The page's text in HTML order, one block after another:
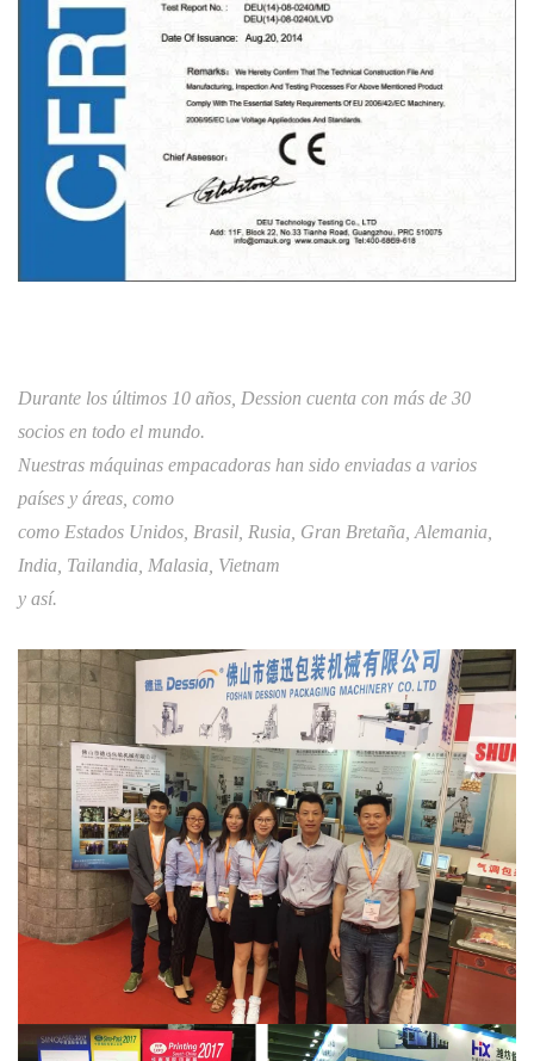
Durante los últimos 10 años, Dession cuenta con más de 30
socios en todo el mundo.
Nuestras máquinas empacadoras han sido enviadas a varios
países y áreas, como
como Estados Unidos, Brasil, Rusia, Gran Bretaña, Alemania,
India, Tailandia, Malasia, Vietnam
y así.